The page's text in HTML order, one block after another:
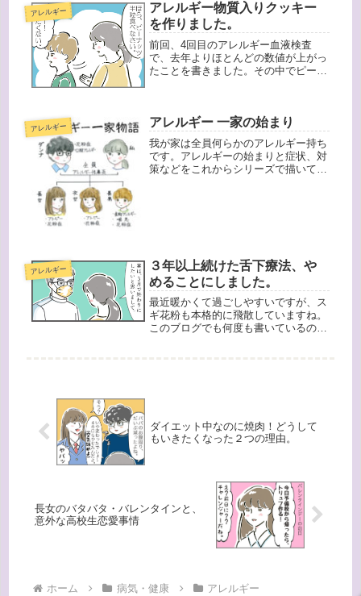
た。まずは全体量の４分の１の量、長
男の...
アレルギー
アレルギー物質入りクッキー
を作りました。
前回、4回目のアレルギー血液検査
で、去年よりほとんどの数値が上がっ
たことを書きました。その中でピーナ
よね。長男が食物アレルギーと判明し
て、国...
アレルギー アレルギー 一家の始まり
我が家は全員何らかのアレルギー持ち
です。アレルギーの始まりと症状、対
策などをこれからシリーズで描いてい
アレルギー
３年以上続けた舌下療法、や
めることにしました。
最近暖かくて過ごしやすいですが、ス
ギ花粉も本格的に飛散していますね。
このブログでも何度も書いているので
ダイエット中なのに焼肉！どうして
もいきたくなった２つの理由。
長女のバタバタ・バレンタインと、
意外な高校生恋愛事情
ホーム 病気・健康 アレルギー